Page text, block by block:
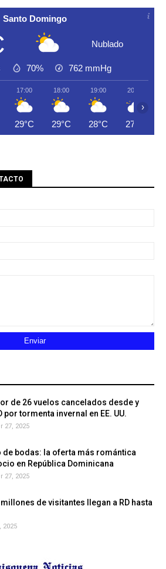
Santo Domingo
Nublado
70% 762 mmHg
17:00
29°C
18:00
29°C
19:00
28°C
20:00
27°C
›
de 26 vuelos cancelados desde y
por tormenta invernal en EE. UU.
27, 2025
de bodas: la oferta más romántica
en República Dominicana
27, 2025
millones de visitantes llegan a RD hasta
2025